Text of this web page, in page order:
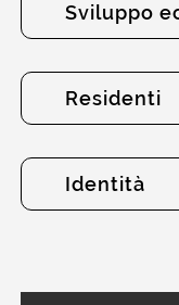
Sviluppo
Residenti
Identità